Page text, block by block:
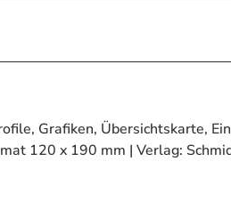
Grafiken, Übersichtskarte,
120 x 190 mm | Verlag: